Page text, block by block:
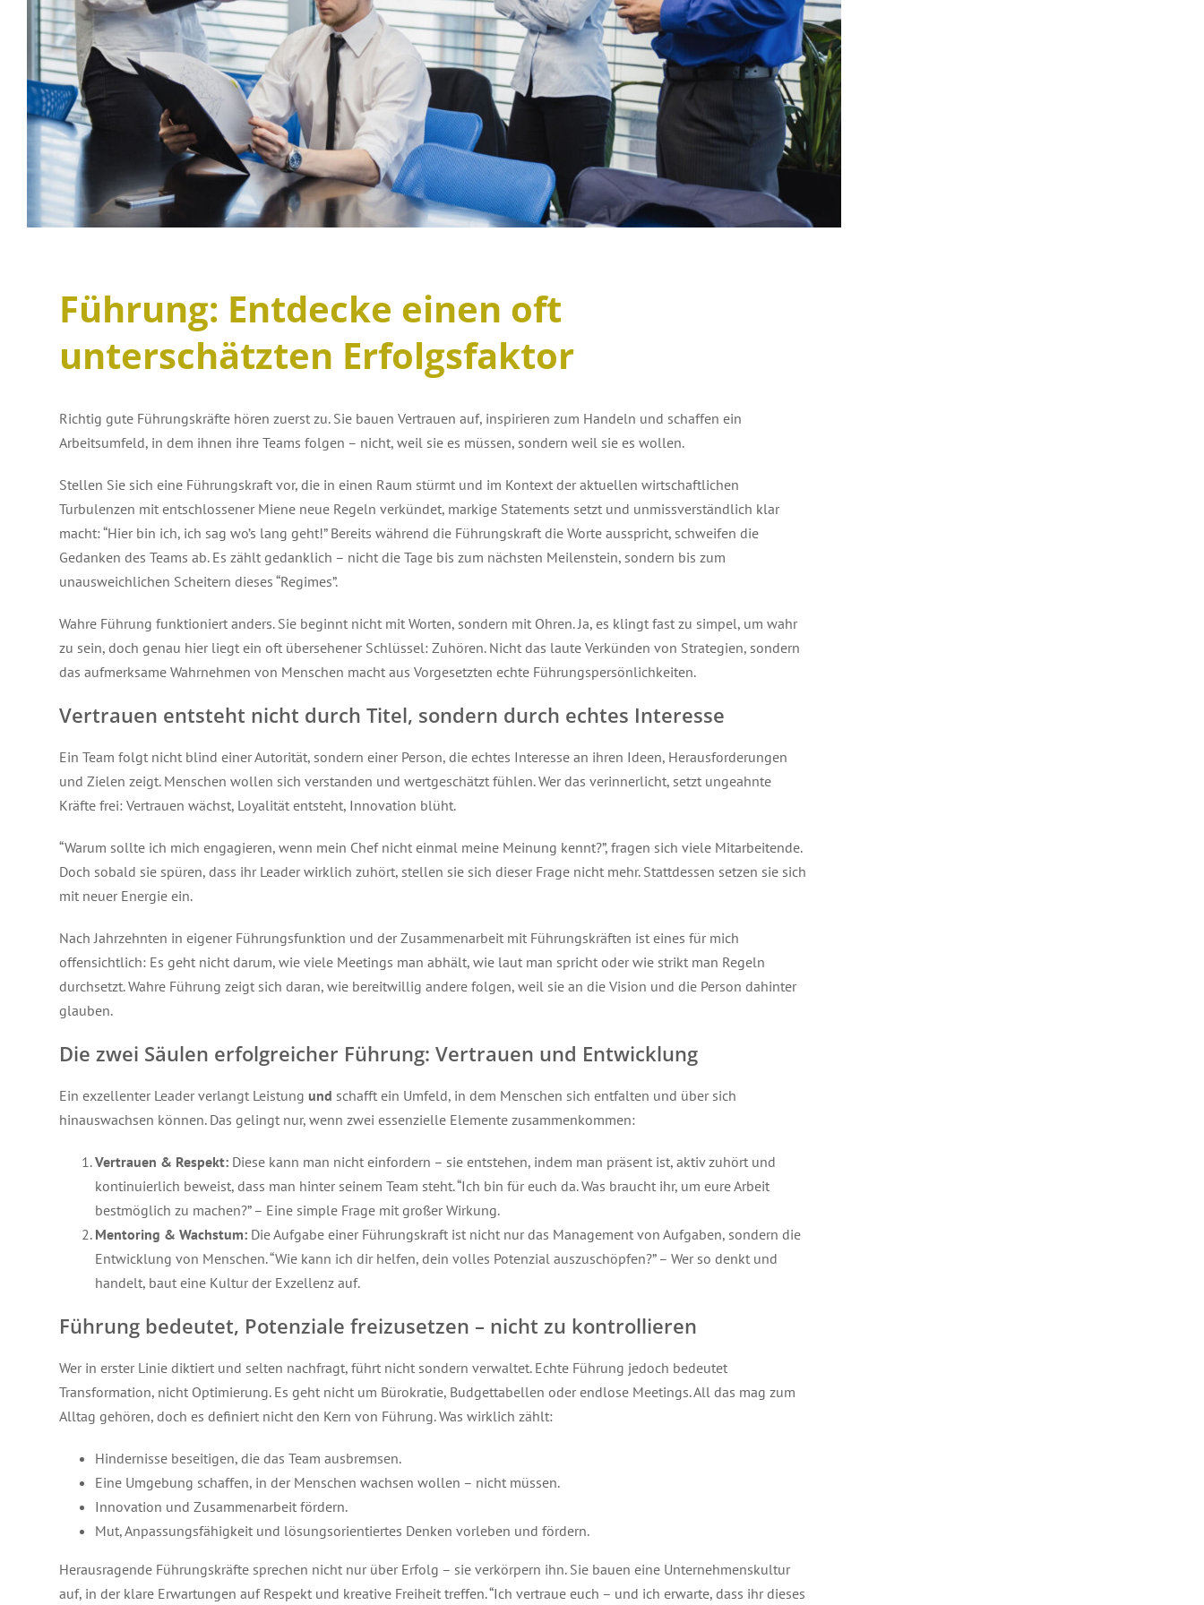
Führung: Entdecke einen oft
unterschätzten Erfolgsfaktor
Richtig gute Führungskräfte hören zuerst zu. Sie bauen Vertrauen auf, inspirieren zum Handeln und schaffen ein
Arbeitsumfeld, in dem ihnen ihre Teams folgen – nicht, weil sie es müssen, sondern weil sie es wollen.
Stellen Sie sich eine Führungskraft vor, die in einen Raum stürmt und im Kontext der aktuellen wirtschaftlichen
Turbulenzen mit entschlossener Miene neue Regeln verkündet, markige Statements setzt und unmissverständlich klar
macht: “Hier bin ich, ich sag wo’s lang geht!” Bereits während die Führungskraft die Worte ausspricht, schweifen die
Gedanken des Teams ab. Es zählt gedanklich – nicht die Tage bis zum nächsten Meilenstein, sondern bis zum
unausweichlichen Scheitern dieses “Regimes”.
Wahre Führung funktioniert anders. Sie beginnt nicht mit Worten, sondern mit Ohren. Ja, es klingt fast zu simpel, um wahr
zu sein, doch genau hier liegt ein oft übersehener Schlüssel: Zuhören. Nicht das laute Verkünden von Strategien, sondern
das aufmerksame Wahrnehmen von Menschen macht aus Vorgesetzten echte Führungspersönlichkeiten.
Vertrauen entsteht nicht durch Titel, sondern durch echtes Interesse
Ein Team folgt nicht blind einer Autorität, sondern einer Person, die echtes Interesse an ihren Ideen, Herausforderungen
und Zielen zeigt. Menschen wollen sich verstanden und wertgeschätzt fühlen. Wer das verinnerlicht, setzt ungeahnte
Kräfte frei: Vertrauen wächst, Loyalität entsteht, Innovation blüht.
“Warum sollte ich mich engagieren, wenn mein Chef nicht einmal meine Meinung kennt?”, fragen sich viele Mitarbeitende.
Doch sobald sie spüren, dass ihr Leader wirklich zuhört, stellen sie sich dieser Frage nicht mehr. Stattdessen setzen sie sich
mit neuer Energie ein.
Nach Jahrzehnten in eigener Führungsfunktion und der Zusammenarbeit mit Führungskräften ist eines für mich
offensichtlich: Es geht nicht darum, wie viele Meetings man abhält, wie laut man spricht oder wie strikt man Regeln
durchsetzt. Wahre Führung zeigt sich daran, wie bereitwillig andere folgen, weil sie an die Vision und die Person dahinter
glauben.
Die zwei Säulen erfolgreicher Führung: Vertrauen und Entwicklung
Ein exzellenter Leader verlangt Leistungund schafft ein Umfeld, in dem Menschen sich entfalten und über sich
hinauswachsen können. Das gelingt nur, wenn zwei essenzielle Elemente zusammenkommen:
Vertrauen & Respekt: Diese kann man nicht einfordern – sie entstehen, indem man präsent ist, aktiv zuhört und
kontinuierlich beweist, dass man hinter seinem Team steht. “Ich bin für euch da. Was braucht ihr, um eure Arbeit
bestmöglich zu machen?” – Eine simple Frage mit großer Wirkung.
Mentoring & Wachstum: Die Aufgabe einer Führungskraft ist nicht nur das Management von Aufgaben, sondern die
Entwicklung von Menschen. “Wie kann ich dir helfen, dein volles Potenzial auszuschöpfen?” – Wer so denkt und
handelt, baut eine Kultur der Exzellenz auf.
Führung bedeutet, Potenziale freizusetzen – nicht zu kontrollieren
Wer in erster Linie diktiert und selten nachfragt, führt nicht sondern verwaltet. Echte Führung jedoch bedeutet
Transformation, nicht Optimierung. Es geht nicht um Bürokratie, Budgettabellen oder endlose Meetings. All das mag zum
Alltag gehören, doch es definiert nicht den Kern von Führung. Was wirklich zählt:
Hindernisse beseitigen, die das Team ausbremsen.
Eine Umgebung schaffen, in der Menschen wachsen wollen – nicht müssen.
Innovation und Zusammenarbeit fördern.
Mut, Anpassungsfähigkeit und lösungsorientiertes Denken vorleben und fördern.
Herausragende Führungskräfte sprechen nicht nur über Erfolg – sie verkörpern ihn. Sie bauen eine Unternehmenskultur
auf, in der klare Erwartungen auf Respekt und kreative Freiheit treffen. “Ich vertraue euch – und ich erwarte, dass ihr dieses